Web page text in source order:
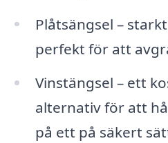
Plåtsängsel –
perfekt för att
Vinstängsel – ett
alternativ för att
på ett på säkert